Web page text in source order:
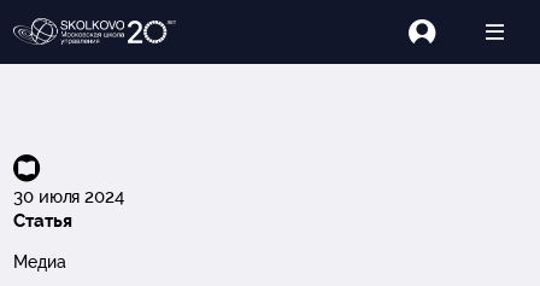
30 июля 2024
Статья
Медиа